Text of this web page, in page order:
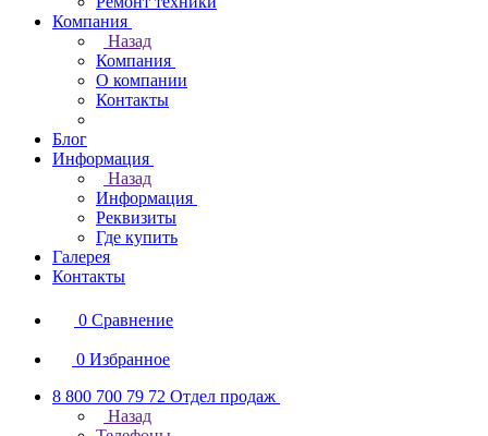
Компания
Назад
Компания
О компании
Контакты
Блог
Информация
Назад
Информация
Реквизиты
Где купить
Галерея
Контакты
0 Сравнение
0 Избранное
8 800 700 79 72 Отдел продаж
Назад